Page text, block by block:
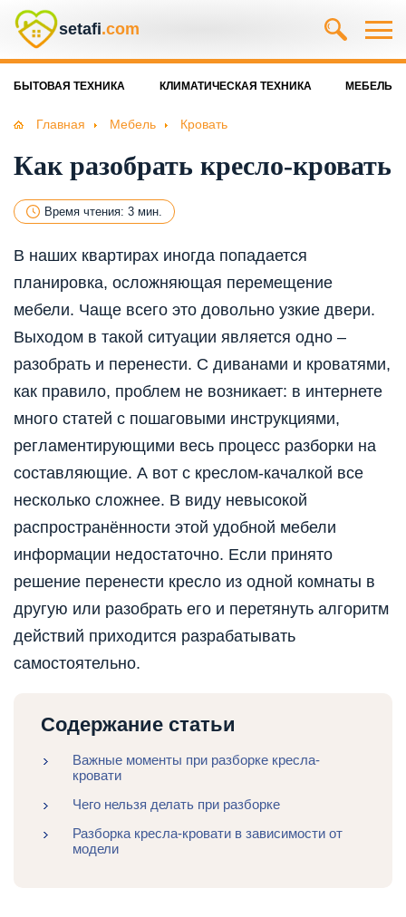
setafi.com
БЫТОВАЯ ТЕХНИКА КЛИМАТИЧЕСКАЯ ТЕХНИКА МЕБЕЛЬ
Главная Мебель Кровать
Как разобрать кресло-кровать
Время чтения: 3 мин.
В наших квартирах иногда попадается
планировка, осложняющая перемещение
мебели. Чаще всего это довольно узкие двери.
Выходом в такой ситуации является одно –
разобрать и перенести. С диванами и кроватями,
как правило, проблем не возникает: в интернете
много статей с пошаговыми инструкциями,
регламентирующими весь процесс разборки на
составляющие. А вот с креслом-качалкой все
несколько сложнее. В виду невысокой
распространённости этой удобной мебели
информации недостаточно. Если принято
решение перенести кресло из одной комнаты в
другую или разобрать его и перетянуть алгоритм
действий приходится разрабатывать
самостоятельно.
Содержание статьи
Важные моменты при разборке кресла-
кровати
Чего нельзя делать при разборке
Разборка кресла-кровати в зависимости от
модели